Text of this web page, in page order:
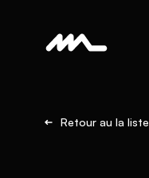
Retour au la liste